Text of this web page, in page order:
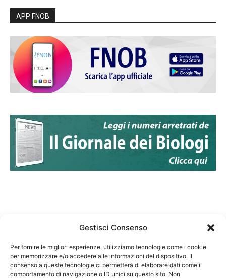
Gestisci Consenso
Per fornire le migliori esperienze, utilizziamo tecnologie come i cookie
per memorizzare e/o accedere alle informazioni del dispositivo. Il
consenso a queste tecnologie ci permetterà di elaborare dati come il
comportamento di navigazione o ID unici su questo sito. Non
APP FNOB
Federazione Nazionale Degli Ordini dei Biologi:
codice fiscale 80069130583